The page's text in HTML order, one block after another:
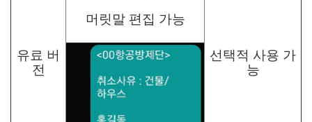
유료 버
전
머릿말 편집 가능
선택적 사용 가
능